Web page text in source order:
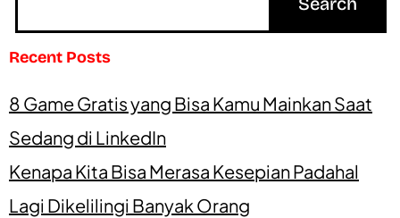
Recent Posts
8 Game Gratis yang Bisa Kamu Mainkan Saat
Sedang di LinkedIn
Kenapa Kita Bisa Merasa Kesepian Padahal
Lagi Dikelilingi Banyak Orang